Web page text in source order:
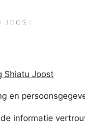
Shiatu Joost
en
informatie